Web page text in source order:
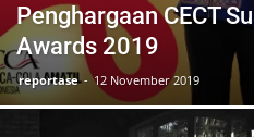
Penghargaan CECT
Awards 2019
reportase - 12 November 2019